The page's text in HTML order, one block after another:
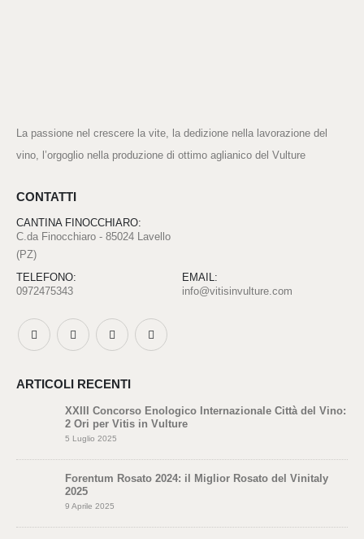
La passione nel crescere la vite, la dedizione nella lavorazione del
vino, l’orgoglio nella produzione di ottimo aglianico del Vulture
CONTATTI
CANTINA FINOCCHIARO:
C.da Finocchiaro - 85024 Lavello
(PZ)
TELEFONO:
0972475343
EMAIL:
info@vitisinvulture.com
ARTICOLI RECENTI
XXIII Concorso Enologico Internazionale Città del Vino:
2 Ori per Vitis in Vulture
5 Luglio 2025
Forentum Rosato 2024: il Miglior Rosato del Vinitaly
2025
9 Aprile 2025